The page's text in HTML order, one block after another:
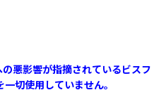
悪影響が指摘されているビスフ
切使用していません。